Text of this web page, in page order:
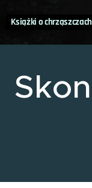
Książki o chrząszczach